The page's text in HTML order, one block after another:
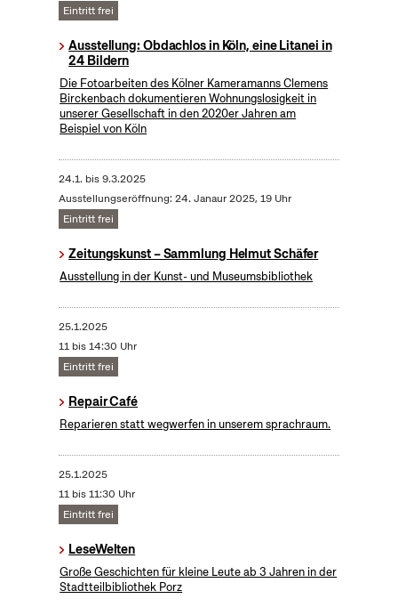
Eintritt frei
Ausstellung: Obdachlos in Köln, eine Litanei in
24 Bildern
Die Fotoarbeiten des Kölner Kameramanns Clemens
Birckenbach dokumentieren Wohnungslosigkeit in
unserer Gesellschaft in den 2020er Jahren am
Beispiel von Köln
24.1. bis9.3.2025
Ausstellungseröffnung: 24. Janaur 2025, 19 Uhr
Eintritt frei
Zeitungskunst – Sammlung Helmut Schäfer
Ausstellung in der Kunst- und Museumsbibliothek
25.1.2025
11 bis 14:30 Uhr
Eintritt frei
Repair Café
Reparieren statt wegwerfen in unserem sprachraum.
25.1.2025
11 bis 11:30 Uhr
Eintritt frei
LeseWelten
Große Geschichten für kleine Leute ab 3 Jahren in der
Stadtteilbibliothek Porz